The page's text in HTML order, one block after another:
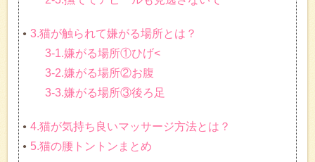
3.猫が触られて嫌がる場所とは？
3-1.嫌がる場所①ひげ<
3-2.嫌がる場所②お腹
3-3.嫌がる場所③後ろ足
4.猫が気持ち良いマッサージ方法とは？
5.猫の腰トントンまとめ